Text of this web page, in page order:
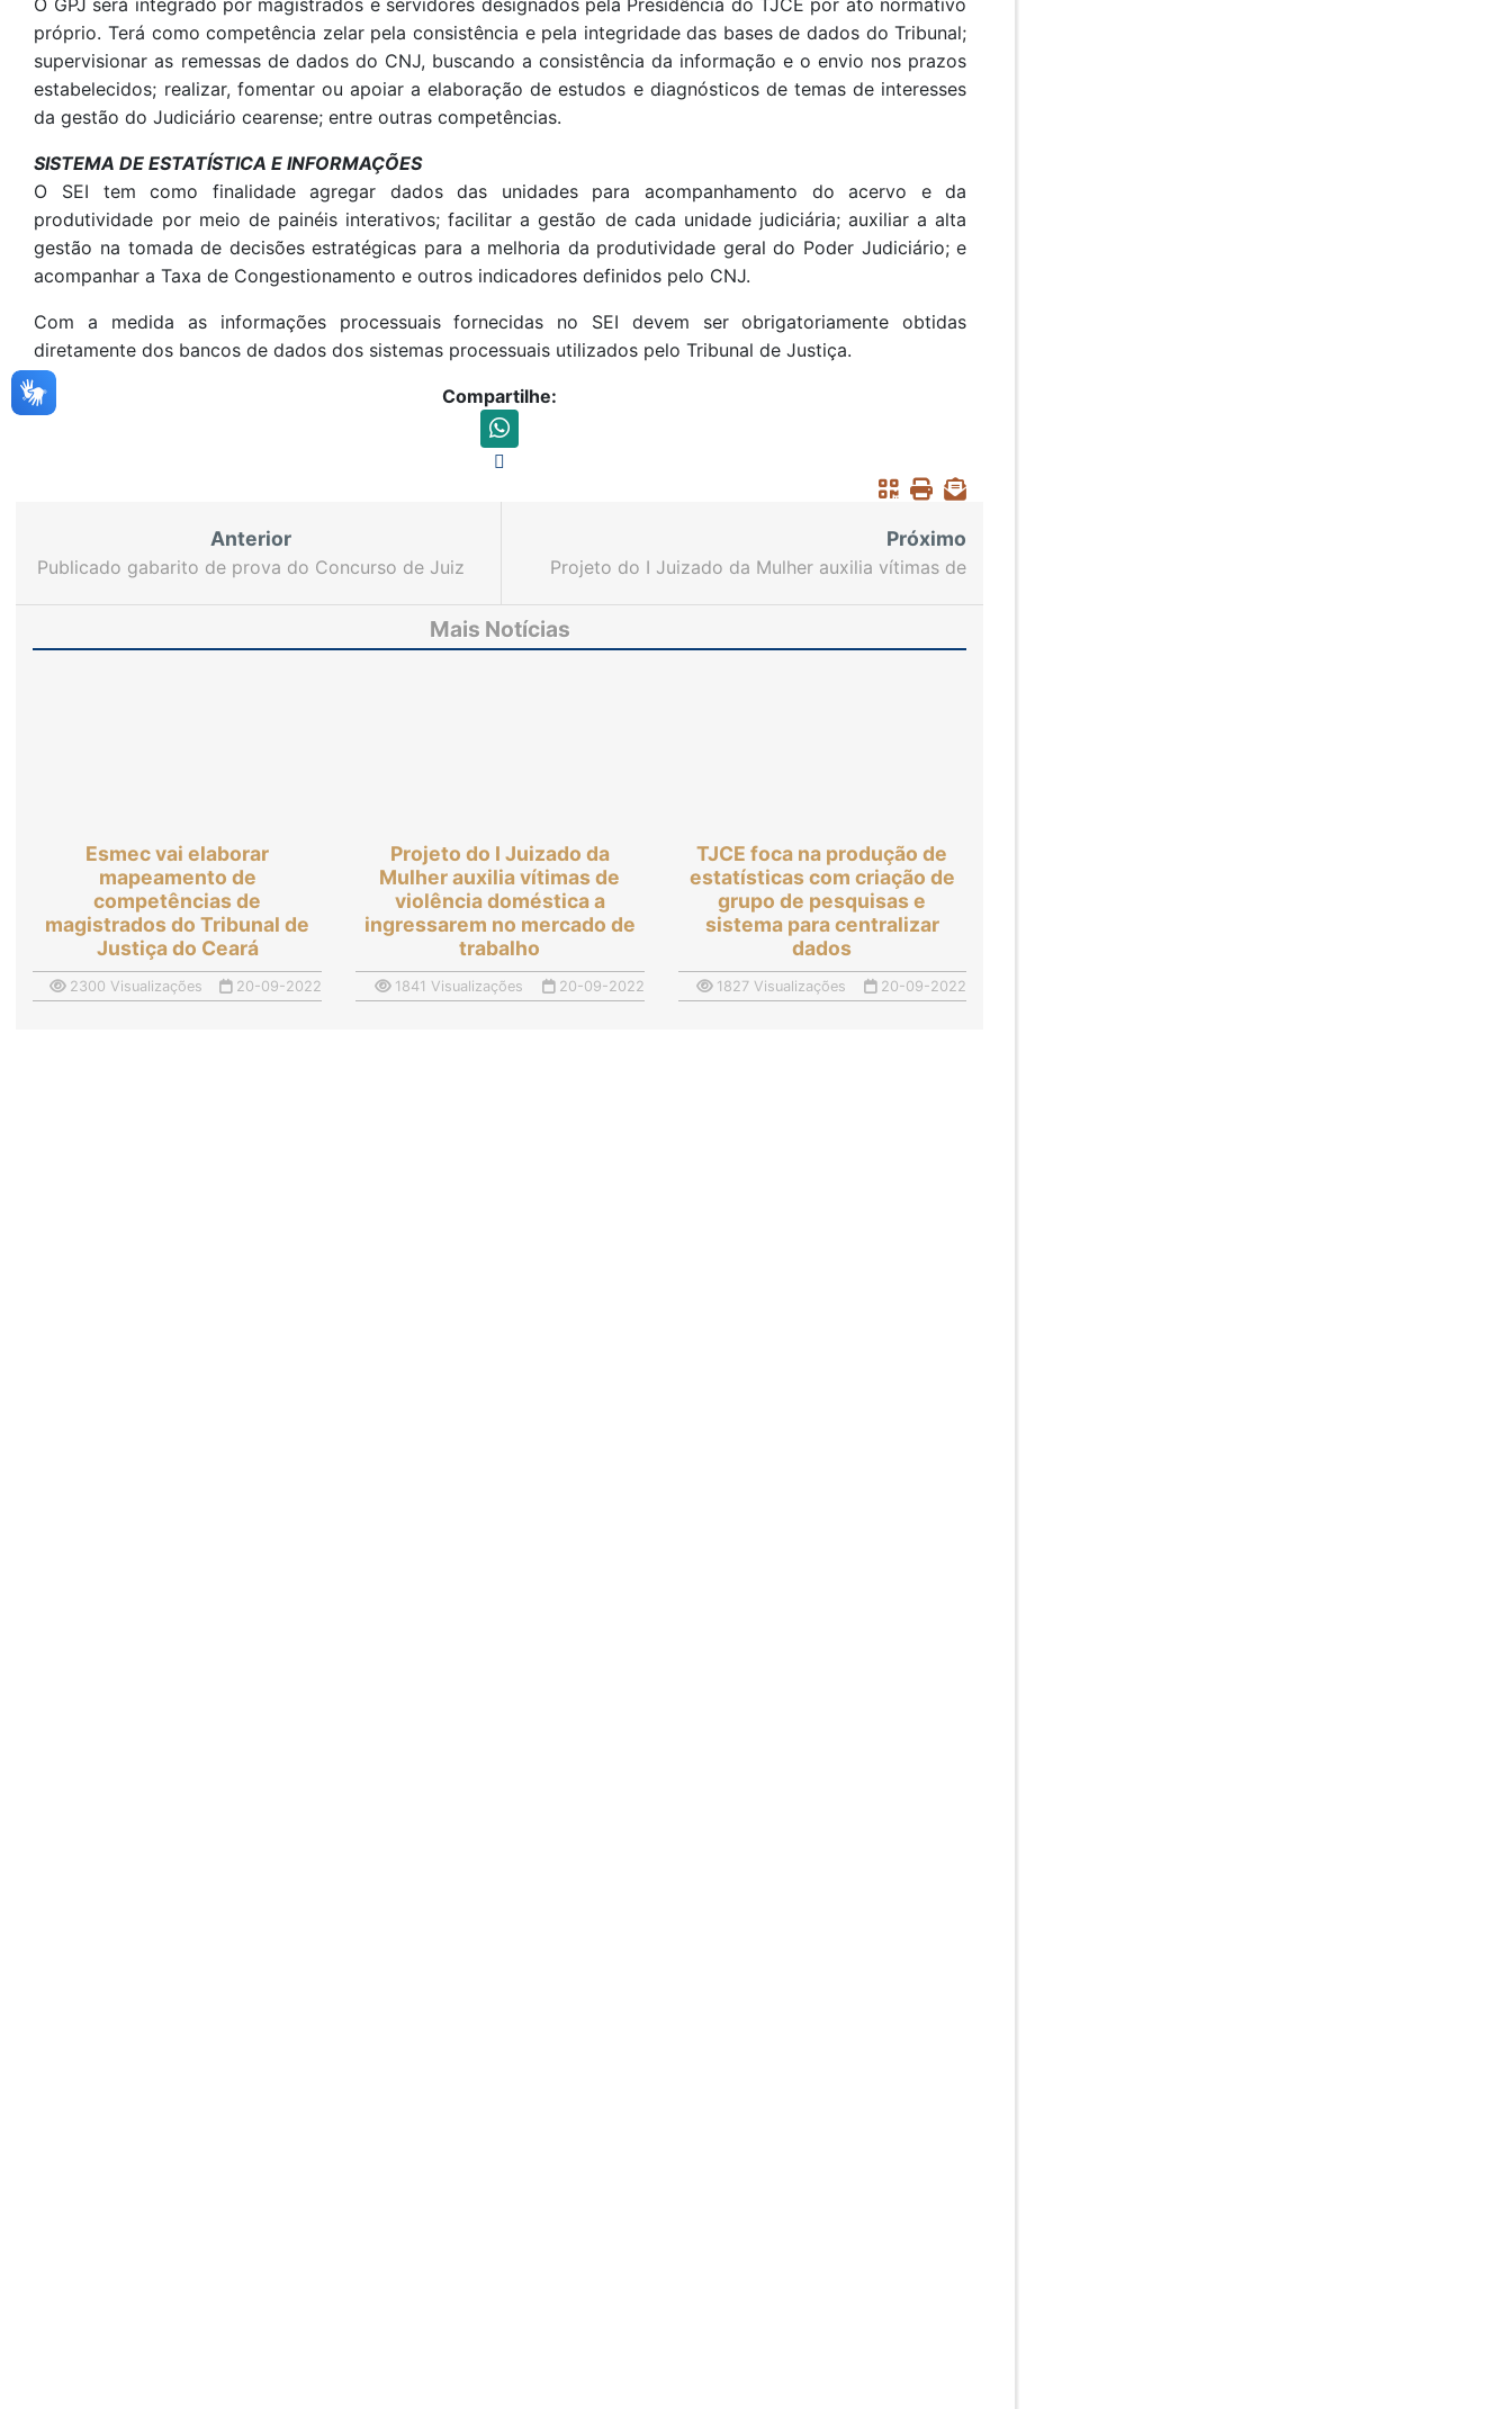
O GPJ será integrado por magistrados e servidores designados pela Presidência do TJCE por ato normativo
próprio. Terá como competência zelar pela consistência e pela integridade das bases de dados do Tribunal;
supervisionar as remessas de dados do CNJ, buscando a consistência da informação e o envio nos prazos
estabelecidos; realizar, fomentar ou apoiar a elaboração de estudos e diagnósticos de temas de interesses
da gestão do Judiciário cearense; entre outras competências.
SISTEMA DE ESTATÍSTICA E INFORMAÇÕES
O SEI tem como finalidade agregar dados das unidades para acompanhamento do acervo e da
produtividade por meio de painéis interativos; facilitar a gestão de cada unidade judiciária; auxiliar a alta
gestão na tomada de decisões estratégicas para a melhoria da produtividade geral do Poder Judiciário; e
acompanhar a Taxa de Congestionamento e outros indicadores definidos pelo CNJ.
Com a medida as informações processuais fornecidas no SEI devem ser obrigatoriamente obtidas
diretamente dos bancos de dados dos sistemas processuais utilizados pelo Tribunal de Justiça.
Compartilhe:
Anterior
Publicado gabarito de prova do Concurso de Juiz
Próximo
Projeto do I Juizado da Mulher auxilia vítimas de
Mais Notícias
Esmec vai elaborar
mapeamento de
competências de
magistrados do Tribunal de
Justiça do Ceará
2300 Visualizações 20-09-2022
Projeto do I Juizado da
Mulher auxilia vítimas de
violência doméstica a
ingressarem no mercado de
trabalho
1841 Visualizações 20-09-2022
TJCE foca na produção de
estatísticas com criação de
grupo de pesquisas e
sistema para centralizar
dados
1827 Visualizações 20-09-2022